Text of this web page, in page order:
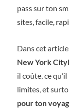
pass sur ton
sites, facile,
Dans cet
New York
il coûte, ce
limites, et
pour ton